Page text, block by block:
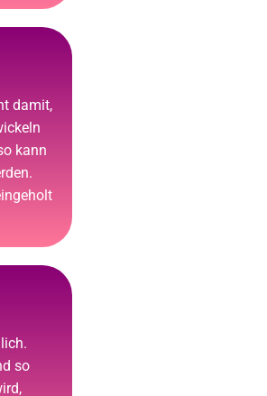
damit,
kann
so